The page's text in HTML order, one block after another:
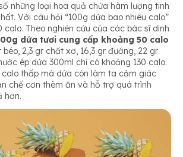
những loại hoa quả chứa hàm lượng tinh
Với câu hỏi “100g dứa bao nhiêu calo”
Theo nghiên cứu của các bác sĩ dinh
dứa tươi cung cấp khoảng 50 calo
béo, 2,3 gr chất xơ, 16,3 gr đường, 22 gr
ép dứa 300ml chỉ có khoảng 130 calo.
calo thấp mà dứa còn làm ta cảm giác
chế cơn thèm ăn và hỗ trợ quá trình
hơn.